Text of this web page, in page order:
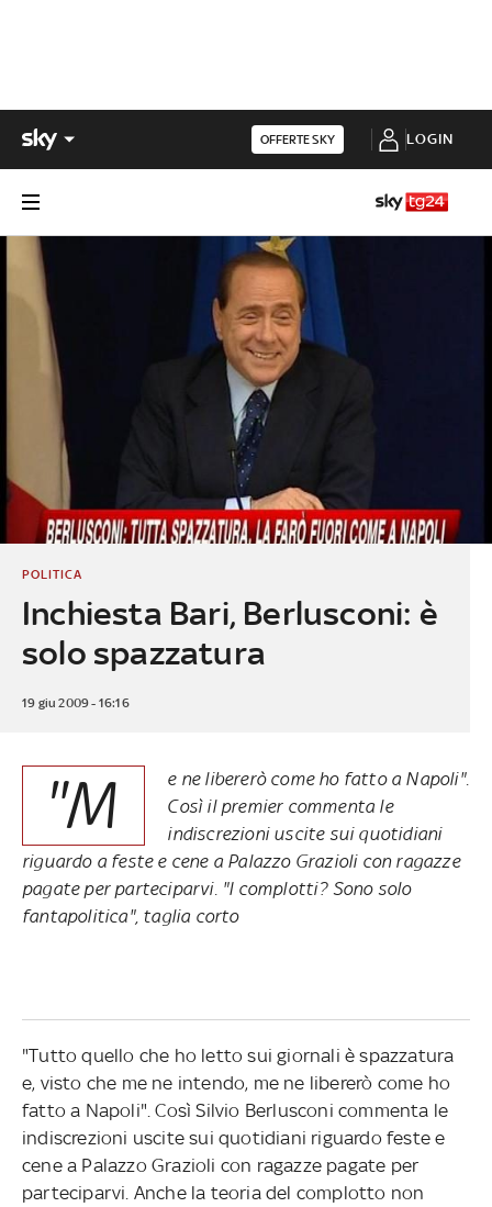
OFFERTE SKY LOGIN
Inchiesta Bari, Berlusconi: è
solo spazzatura
POLITICA
19 giu 2009 - 16:16
"M
e ne libererò come ho fatto a Napoli".
Così il premier commenta le
indiscrezioni uscite sui quotidiani
riguardo a feste e cene a Palazzo Grazioli con ragazze
pagate per parteciparvi. "I complotti? Sono solo
fantapolitica", taglia corto
"Tutto quello che ho letto sui giornali è spazzatura
e, visto che me ne intendo, me ne libererò come ho
fatto a Napoli". Così Silvio Berlusconi commenta le
indiscrezioni uscite sui quotidiani riguardo feste e
cene a Palazzo Grazioli con ragazze pagate per
parteciparvi. Anche la teoria del complotto non